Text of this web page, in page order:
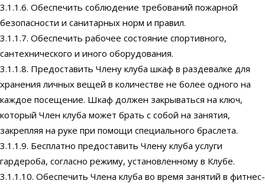
3.1.1.6. Обеспечить соблюдение требований пожарной
безопасности и санитарных норм и правил.
3.1.1.7. Обеспечить рабочее состояние спортивного,
сантехнического и иного оборудования.
3.1.1.8. Предоставить Члену клуба шкаф в раздевалке для
хранения личных вещей в количестве не более одного на
каждое посещение. Шкаф должен закрываться на ключ,
который Член клуба может брать с собой на занятия,
закрепляя на руке при помощи специального браслета.
3.1.1.9. Бесплатно предоставить Члену клуба услуги
гардероба, согласно режиму, установленному в Клубе.
3.1.1.10. Обеспечить Члена клуба во время занятий в фитнес-